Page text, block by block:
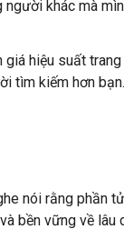
người khác mà
giá hiệu suất
tìm kiếm hơn bạn.
nói rằng phần
bền vững về lâu